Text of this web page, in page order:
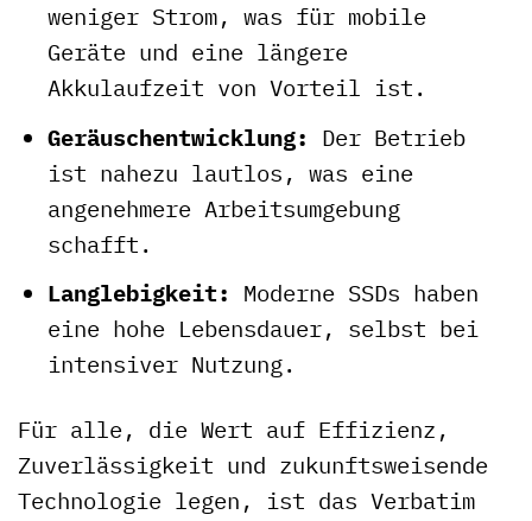
weniger Strom, was für mobile
Geräte und eine längere
Akkulaufzeit von Vorteil ist.
Geräuschentwicklung: Der Betrieb
ist nahezu lautlos, was eine
angenehmere Arbeitsumgebung
schafft.
Langlebigkeit: Moderne SSDs haben
eine hohe Lebensdauer, selbst bei
intensiver Nutzung.
Für alle, die Wert auf Effizienz,
Zuverlässigkeit und zukunftsweisende
Technologie legen, ist das Verbatim